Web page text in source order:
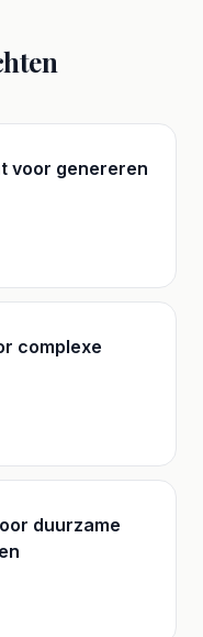
voor genereren
complexe
duurzame